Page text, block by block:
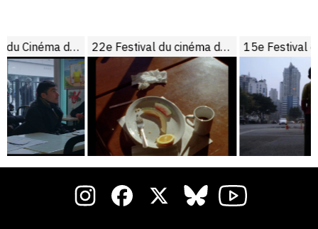
13e Festival du Cinéma de Brive 22e Festival du cinéma de Brive 15e Festival du Cinéma de Brive